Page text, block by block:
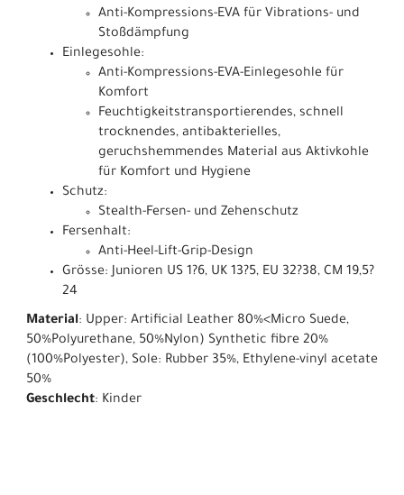
Anti-Kompressions-EVA für Vibrations- und
Stoßdämpfung
Einlegesohle:
Anti-Kompressions-EVA-Einlegesohle für
Komfort
Feuchtigkeitstransportierendes, schnell
trocknendes, antibakterielles,
geruchshemmendes Material aus Aktivkohle
für Komfort und Hygiene
Schutz:
Stealth-Fersen- und Zehenschutz
Fersenhalt:
Anti-Heel-Lift-Grip-Design
Grösse: Junioren US 1?6, UK 13?5, EU 32?38, CM 19,5?
24
Material: Upper: Artificial Leather 80%<Micro Suede,
50%Polyurethane, 50%Nylon) Synthetic fibre 20%
(100%Polyester), Sole: Rubber 35%, Ethylene-vinyl acetate
50%
Geschlecht: Kinder